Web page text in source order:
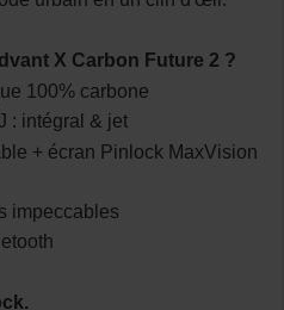
X Carbon Future 2 ?
100% carbone
: intégral & jet
+ écran Pinlock MaxVision
impeccables